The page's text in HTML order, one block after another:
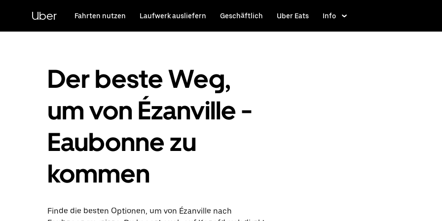
HauptinhaltUber Fahrten nutzen Laufwerk ausliefern Geschäftlich Uber Eats Info
Der beste Weg,
um von Ézanville -
Eaubonne zu
kommen
Finde die besten Optionen, um von Ézanville nach